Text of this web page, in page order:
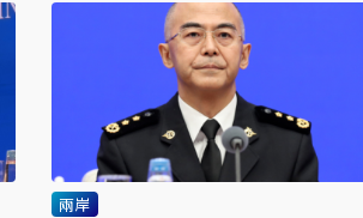
兩岸